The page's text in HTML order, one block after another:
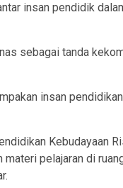
insan pendidik
sebagai tanda
insan
Kebudayaan
pelajaran di